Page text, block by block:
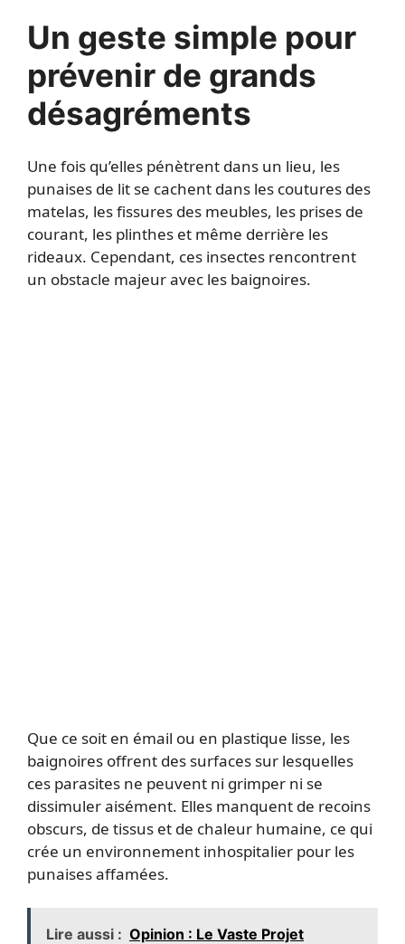
Un geste simple pour
prévenir de grands
désagréments
Une fois qu’elles pénètrent dans un lieu, les
punaises de lit se cachent dans les coutures des
matelas, les fissures des meubles, les prises de
courant, les plinthes et même derrière les
rideaux. Cependant, ces insectes rencontrent
un obstacle majeur avec les baignoires.
Que ce soit en émail ou en plastique lisse, les
baignoires offrent des surfaces sur lesquelles
ces parasites ne peuvent ni grimper ni se
dissimuler aisément. Elles manquent de recoins
obscurs, de tissus et de chaleur humaine, ce qui
crée un environnement inhospitalier pour les
punaises affamées.
Lire aussi : Opinion : Le Vaste Projet